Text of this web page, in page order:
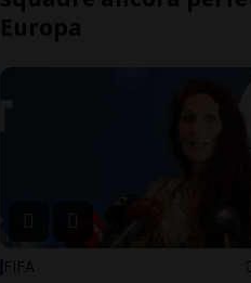
Europa
FIFA